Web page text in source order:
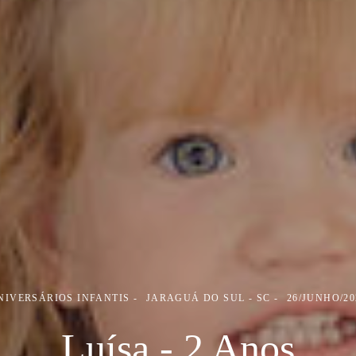
INFANTIS JARAGUÁ DO SUL - SC 26/JUNHO/